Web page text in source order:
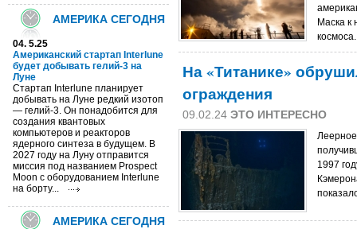
АМЕРИКА СЕГОДНЯ
04. 5.25
Американский стартап Interlune
будет добывать гелий-3 на
Луне
Стартап Interlune планирует
добывать на Луне редкий изотоп
— гелий-3. Он понадобится для
создания квантовых
компьютеров и реакторов
ядерного синтеза в будущем. В
2027 году на Луну отправится
миссия под названием Prospect
Moon с оборудованием Interlune
на борту...
АМЕРИКА СЕГОДНЯ
Маска к
На «Титанике»
ограждения
09.02.24 ЭТО ИНТЕРЕСНО
Леерное
1997